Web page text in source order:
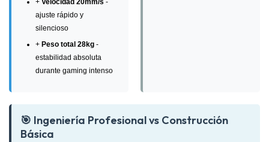
+ Velocidad 20mm/s -
ajuste rápido y
silencioso
+ Peso total 28kg -
estabilidad absoluta
durante gaming intenso
🎯 Ingeniería Profesional vs Construcción
Básica